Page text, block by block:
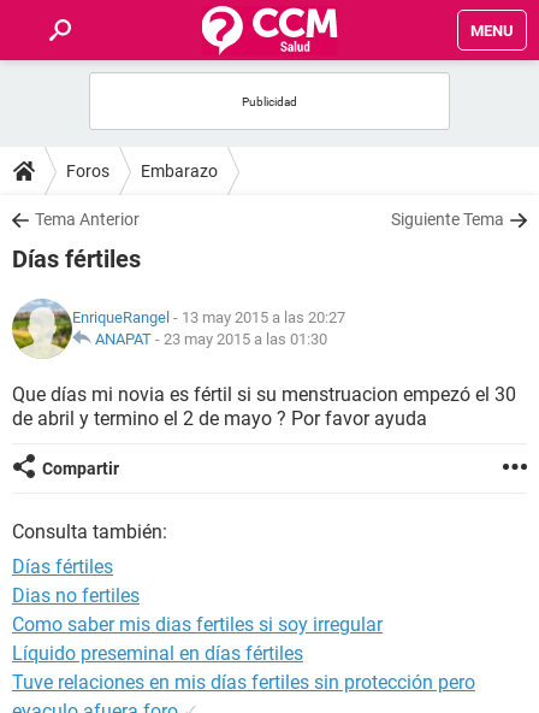
MENU
FOROS
SALUD
NUTRICIÓN
BIENESTAR
SEXUALIDAD
GLOSARIO
Foros Embarazo
Tema Anterior Siguiente Tema
Días fértiles
EnriqueRangel - 13 may 2015 a las 20:27
ANAPAT - 23 may 2015 a las 01:30
Que días mi novia es fértil si su menstruacion empezó el 30
de abril y termino el 2 de mayo ? Por favor ayuda
Compartir
Consulta también:
Días fértiles
Dias no fertiles
Como saber mis dias fertiles si soy irregular
Líquido preseminal en días fértiles
Tuve relaciones en mis días fertiles sin protección pero